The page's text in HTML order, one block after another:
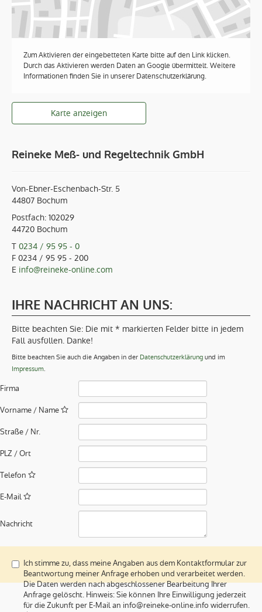
Neuigkeiten
Produktabkündigungen
Kontakt
Standort Bochum
Reineke Weltweit
Ansprechpartner
Zum Aktivieren der eingebetteten Karte bitte auf den Link klicken.
Durch das Aktivieren werden Daten an Google übermittelt. Weitere
Informationen finden Sie in unserer Datenschutzerklärung.
Karte anzeigen
Reineke Meß- und Regeltechnik GmbH
Von-Ebner-Eschenbach-Str. 5
44807 Bochum
Postfach: 102029
44720 Bochum
T 0234 / 95 95 - 0
F 0234 / 95 95 - 200
E info@reineke-online.com
IHRE NACHRICHT AN UNS:
Bitte beachten Sie: Die mit * markierten Felder bitte in jedem
Fall ausfüllen. Danke!
Bitte beachten Sie auch die Angaben in der Datenschutzerklärung und im
Impressum.
Firma
Vorname / Name
Straße / Nr.
PLZ / Ort
Telefon
E-Mail
Nachricht
Ich stimme zu, dass meine Angaben aus dem Kontaktformular zur
Beantwortung meiner Anfrage erhoben und verarbeitet werden.
Die Daten werden nach abgeschlossener Bearbeitung Ihrer
Anfrage gelöscht. Hinweis: Sie können Ihre Einwilligung jederzeit
für die Zukunft per E-Mail an info@reineke-online.info widerrufen.